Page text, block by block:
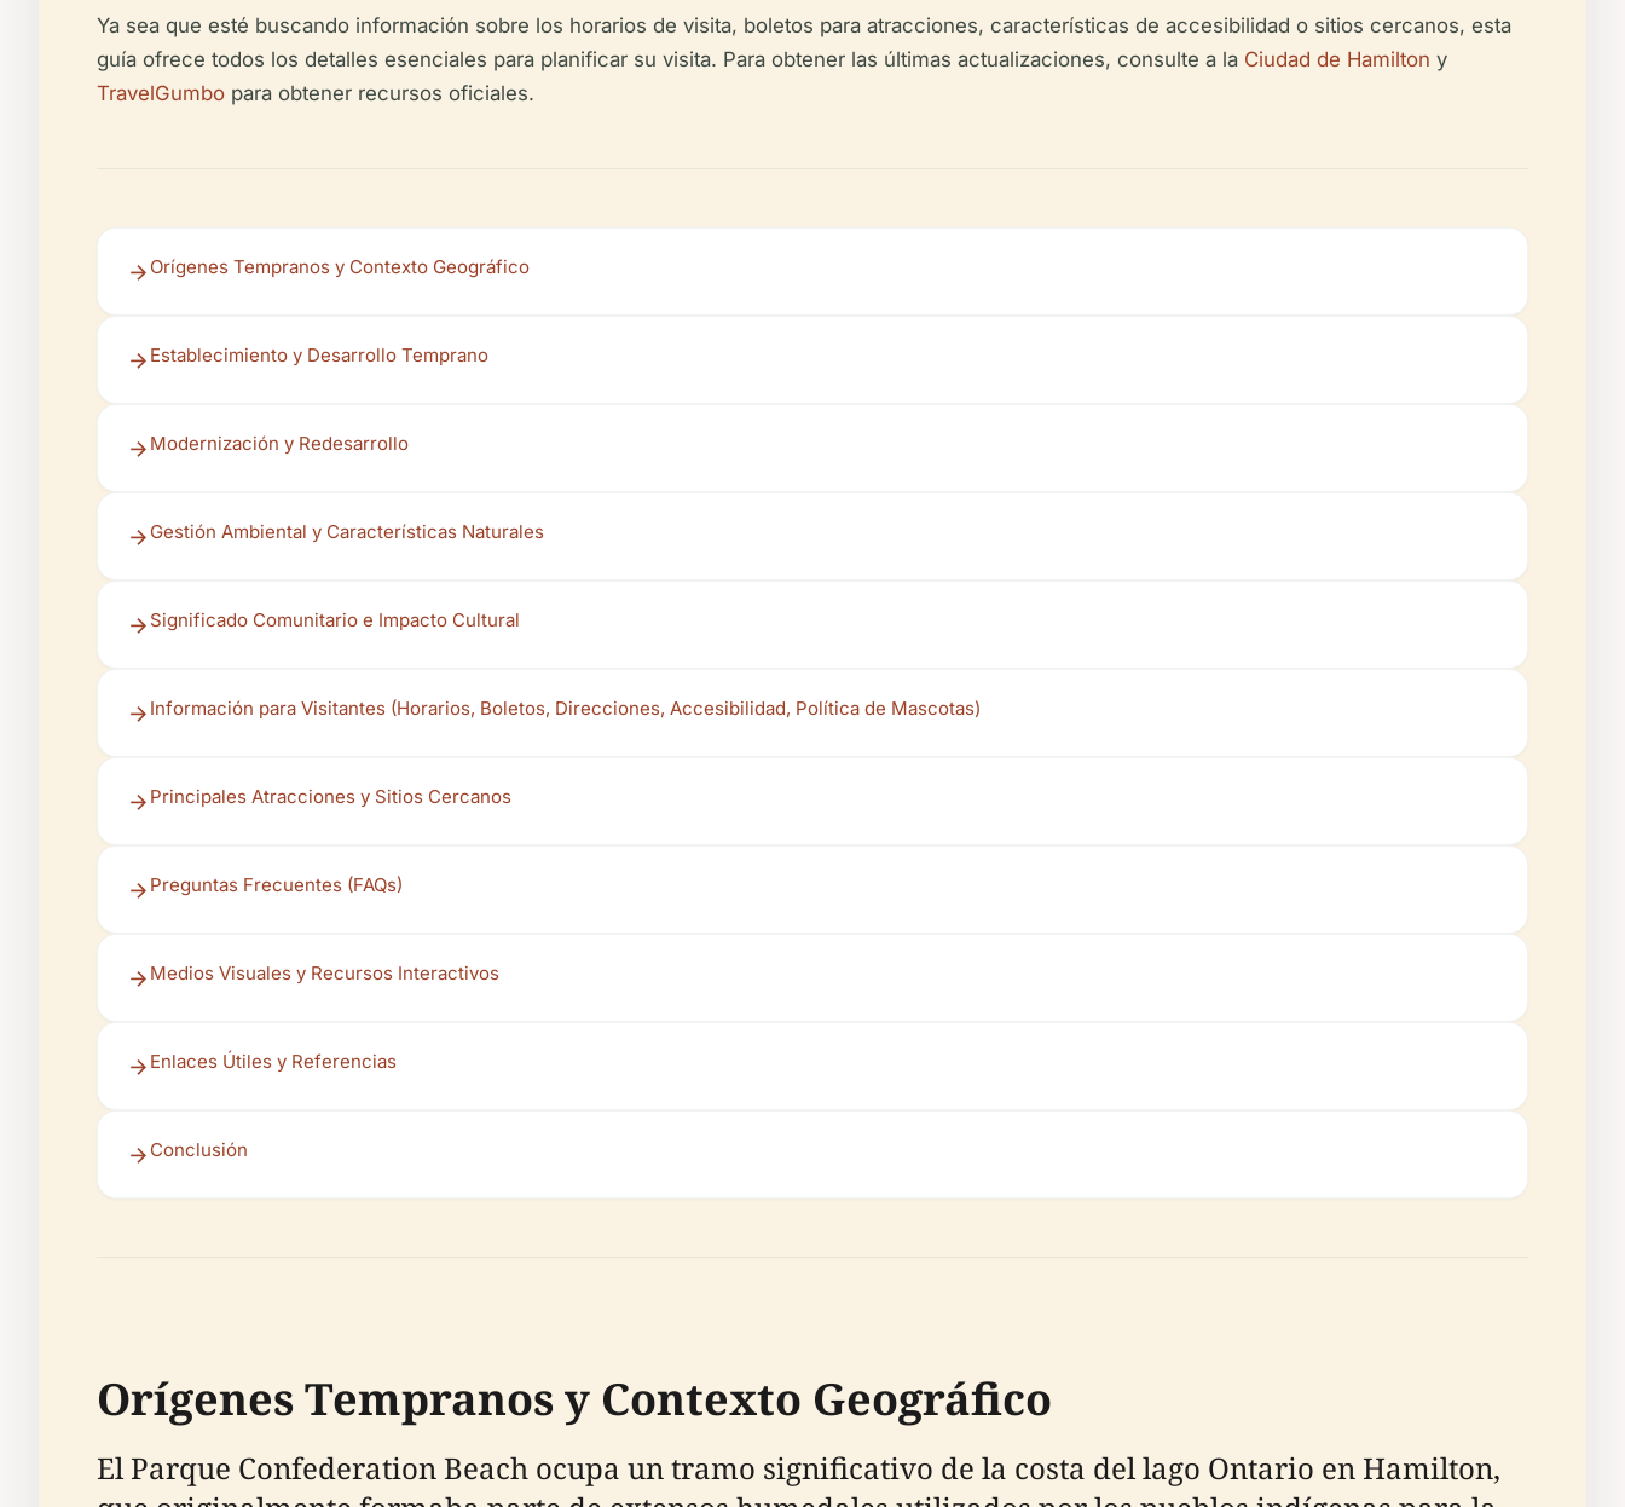
Ya sea que esté buscando información sobre los horarios de visita, boletos para atracciones, características de accesibilidad o sitios cercanos, esta
guía ofrece todos los detalles esenciales para planificar su visita. Para obtener las últimas actualizaciones, consulte a la Ciudad de Hamilton y
TravelGumbo para obtener recursos oficiales.
Orígenes Tempranos y Contexto Geográfico
Establecimiento y Desarrollo Temprano
Modernización y Redesarrollo
Gestión Ambiental y Características Naturales
Significado Comunitario e Impacto Cultural
Información para Visitantes (Horarios, Boletos, Direcciones, Accesibilidad, Política de Mascotas)
Principales Atracciones y Sitios Cercanos
Preguntas Frecuentes (FAQs)
Medios Visuales y Recursos Interactivos
Enlaces Útiles y Referencias
Conclusión
Orígenes Tempranos y Contexto Geográfico
El Parque Confederation Beach ocupa un tramo significativo de la costa del lago Ontario en Hamilton,